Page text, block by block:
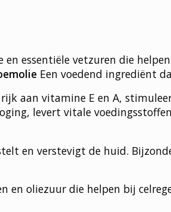
en essentiële vetzuren die
Een voedend ingrediënt
aan vitamine E en A,
levert vitale
en verstevigt de huid.
en oliezuur die helpen bij